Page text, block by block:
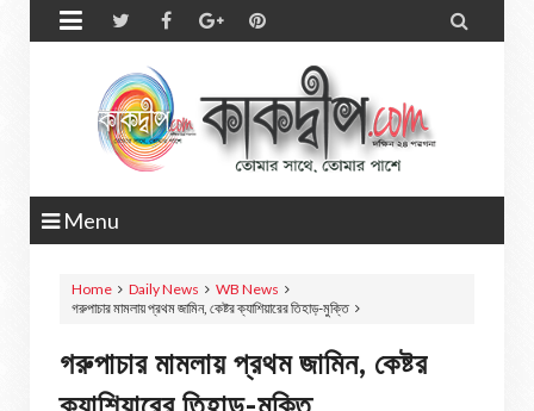
 
Menu
Home Daily News
WB News
গরুপাচার মামলায় প্রথম জামিন, কেষ্টর ক্যাশিয়ারের তিহাড়-মুক্তি
গরুপাচার মামলায় প্রথম জামিন, কেষ্টর
ক্যাশিয়ারের তিহাড়-মুক্তি